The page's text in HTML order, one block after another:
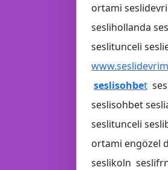
ortami
seslihollanda
seslitunceli
seslisohbet
seslisohbet
seslitunceli
ortami engözel
seslikoln